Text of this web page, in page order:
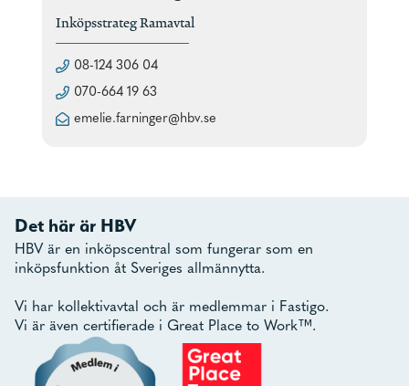
Inköpsstrateg Ramavtal
08-124 306 04
070-664 19 63
emelie.farninger@hbv.se
Det här är HBV
HBV är en inköpscentral som fungerar som en
inköpsfunktion åt Sveriges allmännytta.
Vi har kollektivavtal och är medlemmar i Fastigo.
Vi är även certifierade i Great Place to Work™.